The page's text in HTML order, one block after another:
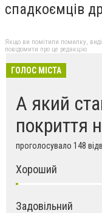
спадкоємців
Якщо ви помітили помилку,
повідомити про це редакцію
ГОЛОС МІСТА
А який
покриття
проголосувало 148
Хороший
Задовільний